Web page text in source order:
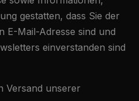
gestatten, dass Sie der
E-Mail-Adresse sind und
einverstanden sind
Versand unserer